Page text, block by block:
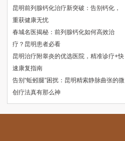
昆明前列腺钙化治疗新突破：告别钙化，
重获健康无忧
春城名医揭秘：前列腺钙化如何高效治
疗？昆明患者必看
昆明治疗附睾炎的优选医院，精准诊疗+快
速康复指南
告别“蚯蚓腿”困扰：昆明精索静脉曲张的微
创疗法真有那么神